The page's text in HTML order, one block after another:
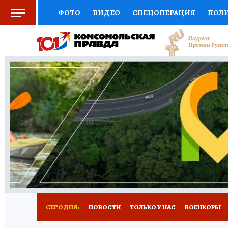
ФОТО ВИДЕО СПЕЦОПЕРАЦИЯ
СОЦПОДДЕРЖКА НАУКА СПОРТ
ВЫБОР ЭКСПЕРТОВ ДОКТОР
КНИЖНАЯ ПОЛКА ПРОГНОЗЫ НА СПОРТ
ПРЕСС-ЦЕНТР НЕДВИЖИМОСТЬ
РАДИО КП РЕКЛАМА ТЕСТЫ НОВОЕ
СЕГОДНЯ: НОВОСТИ ТОЛЬКО У НАС ВОЕНКОРЫ